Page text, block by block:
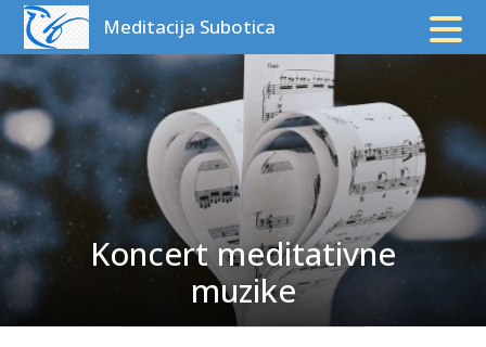
Pređite
Meditacija Subotica
Koncert meditativne
muzike